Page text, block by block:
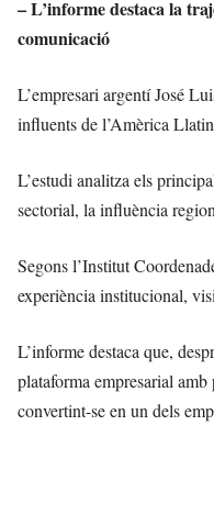
– L’informe destaca la
comunicació
L’empresari argentí José
influents de l’Amèrica
L’estudi analitza els
sectorial, la influència
Segons l’Institut
experiència institucional,
L’informe destaca que,
plataforma empresarial
convertint-se en un dels